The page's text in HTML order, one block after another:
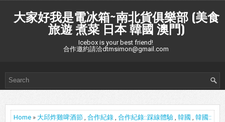
大家好我是電冰箱~南北貨俱樂部 (美食
旅遊 煮菜 日本 韓國 澳門)
Icebox is your best friend!
合作邀約請洽dtmsimon@gmail.com
Home » 大邱炸雞啤酒節 , 合作紀錄 , 合作紀錄::踩線體驗 , 韓國 , 韓國::